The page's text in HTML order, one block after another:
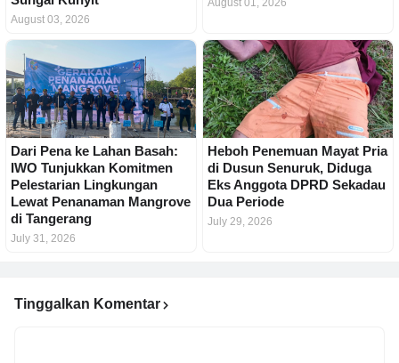
August 03, 2026
August 01, 2026
Dari Pena ke Lahan Basah:
IWO Tunjukkan Komitmen
Pelestarian Lingkungan
Lewat Penanaman Mangrove
di Tangerang
July 31, 2026
Heboh Penemuan Mayat Pria
di Dusun Senuruk, Diduga
Eks Anggota DPRD Sekadau
Dua Periode
July 29, 2026
Tinggalkan Komentar